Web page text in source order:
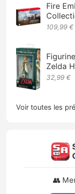
Fire
109,99 €
Zelda
32,99 €
Voir toutes les
👥